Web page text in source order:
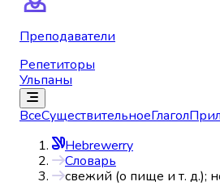
Преподаватели
Репетиторы
Ульпаны
ВсеСуществительноеГлагол
Hebrewerry
Словарь
свежий (о пище и т. д.);